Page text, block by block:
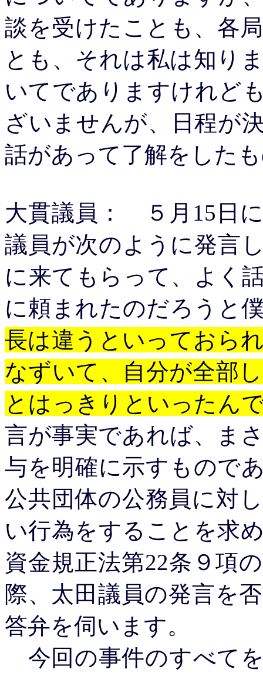
談を受けたことも、各
とも、それは私は知り
いてでありますけれど
ざいませんが、日程が
話があって了解をした
大貫議員： ５月15日
議員が次のように発言
に来てもらって、よく
に頼まれたのだろうと
長は違うといっておら
なずいて、自分が全部
とはっきりといったん
言が事実であれば、ま
与を明確に示すもので
公共団体の公務員に対
い行為をすることを求
資金規正法第22条９項
際、太田議員の発言を
答弁を伺います。
今回の事件のすべて